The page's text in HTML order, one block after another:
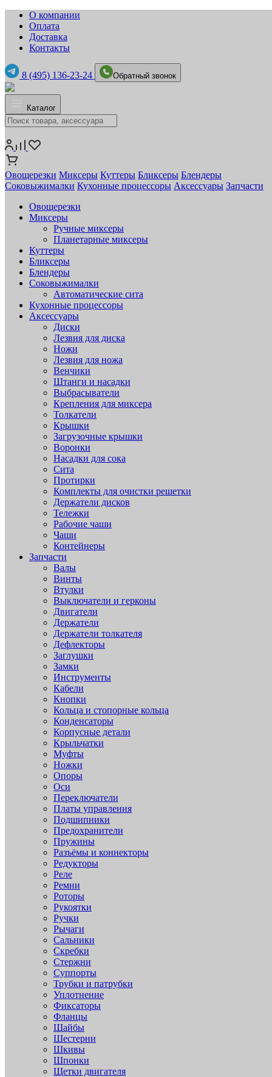
О компании
Оплата
Доставка
Контакты
8 (495) 136-23-24 Обратный звонок
Каталог
Овощерезки Миксеры Куттеры Бликсеры Блендеры
Соковыжималки Кухонные процессоры Аксессуары Запчасти
Овощерезки
Миксеры
Ручные миксеры
Планетарные миксеры
Куттеры
Бликсеры
Блендеры
Соковыжималки
Автоматические сита
Кухонные процессоры
Аксессуары
Диски
Лезвия для диска
Ножи
Лезвия для ножа
Венчики
Штанги и насадки
Выбрасыватели
Крепления для миксера
Толкатели
Крышки
Загрузочные крышки
Воронки
Насадки для сока
Сита
Протирки
Комплекты для очистки решетки
Держатели дисков
Тележки
Рабочие чаши
Чаши
Контейнеры
Запчасти
Валы
Винты
Втулки
Выключатели и герконы
Двигатели
Держатели
Держатели толкателя
Дефлекторы
Заглушки
Замки
Инструменты
Кабели
Кнопки
Кольца и стопорные кольца
Конденсаторы
Корпусные детали
Крыльчатки
Муфты
Ножки
Опоры
Оси
Переключатели
Платы управления
Подшипники
Предохранители
Пружины
Разъёмы и коннекторы
Редукторы
Реле
Ремни
Роторы
Рукоятки
Ручки
Рычаги
Сальники
Скребки
Стержни
Суппорты
Трубки и патрубки
Уплотнение
Фиксаторы
Фланцы
Шайбы
Шестерни
Шкивы
Шпонки
Щетки двигателя